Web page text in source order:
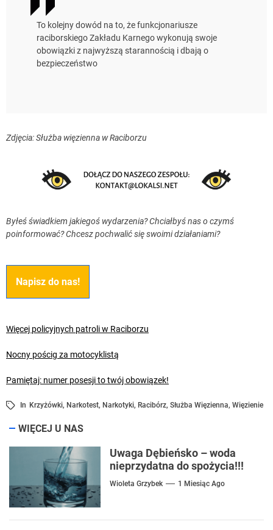
To kolejny dowód na to, że funkcjonariusze
raciborskiego Zakładu Karnego wykonują swoje
obowiązki z najwyższą starannością i dbają o
bezpieczeństwo
Zdjęcia: Służba więzienna w Raciborzu
Byłeś świadkiem jakiegoś wydarzenia? Chciałbyś nas o czymś
poinformować? Chcesz pochwalić się swoimi działaniami?
Napisz do nas!
Więcej policyjnych patroli w Raciborzu
Nocny pościg za motocyklistą
Pamiętaj: numer posesji to twój obowiązek!
In Krzyżówki, Narkotest, Narkotyki, Racibórz, Służba Więzienna, Więzienie
WIĘCEJ U NAS
Uwaga Dębieńsko – woda
nieprzydatna do spożycia!!!
Wioleta Grzybek 1 Miesiąc Ago